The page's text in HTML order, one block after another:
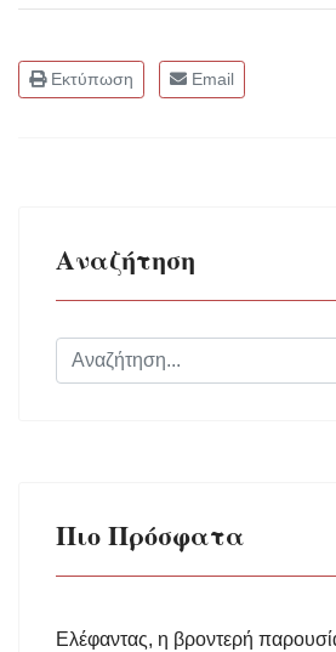
Εκτύπωση Email
Αναζήτηση
Πιο Πρόσφατα
Ελέφαντας, η βροντερή